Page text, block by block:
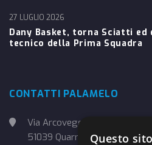
Dany Basket, torna Sciatti
tecnico della Prima Squadra
27 LUGLIO 2026
CONTATTI PALAMELO
Via Arcoveggio, 4
51039 Quarrata (PT)
Questo